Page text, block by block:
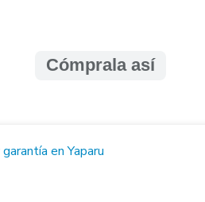
Cómprala así